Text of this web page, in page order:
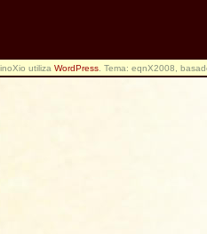
utiliza WordPress . Tema: eqnX2008,